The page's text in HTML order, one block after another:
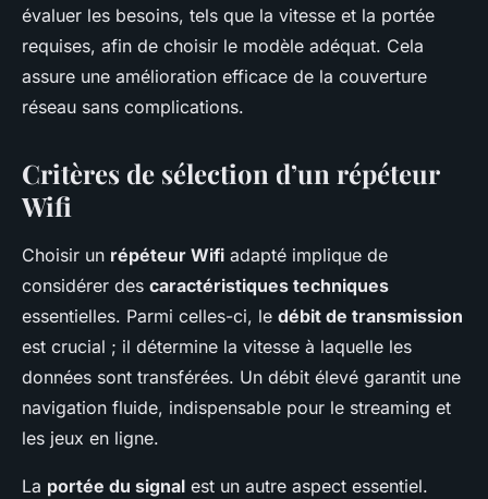
évaluer les besoins, tels que la vitesse et la portée
requises, afin de choisir le modèle adéquat. Cela
assure une amélioration efficace de la couverture
réseau sans complications.
Critères de sélection d’un répéteur
Wifi
Choisir un répéteur Wifi adapté implique de
considérer des caractéristiques techniques
essentielles. Parmi celles-ci, le débit de transmission
est crucial ; il détermine la vitesse à laquelle les
données sont transférées. Un débit élevé garantit une
navigation fluide, indispensable pour le streaming et
les jeux en ligne.
La portée du signal est un autre aspect essentiel.